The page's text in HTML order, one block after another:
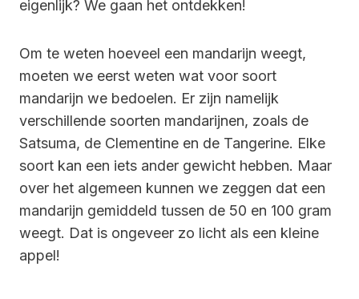
eigenlijk? We gaan het ontdekken!
Om te weten hoeveel een mandarijn weegt,
moeten we eerst weten wat voor soort
mandarijn we bedoelen. Er zijn namelijk
verschillende soorten mandarijnen, zoals de
Satsuma, de Clementine en de Tangerine. Elke
soort kan een iets ander gewicht hebben. Maar
over het algemeen kunnen we zeggen dat een
mandarijn gemiddeld tussen de 50 en 100 gram
weegt. Dat is ongeveer zo licht als een kleine
appel!